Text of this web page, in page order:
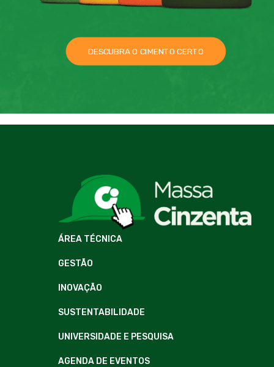
DESCUBRA O CIMENTO CERTO
ÁREA TÉCNICA
GESTÃO
INOVAÇÃO
SUSTENTABILIDADE
UNIVERSIDADE E PESQUISA
AGENDA DE EVENTOS